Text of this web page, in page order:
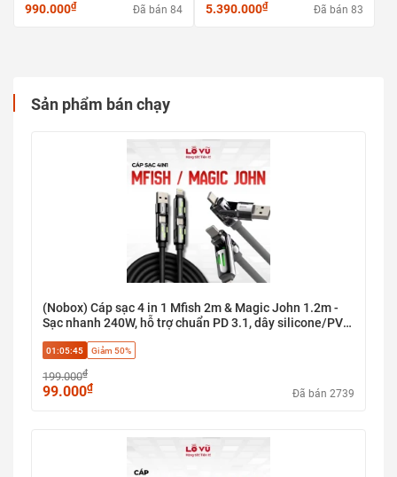
990.000₫ Đã bán 84 5.390.000₫ Đã bán 83
Sản phẩm bán chạy
(Nobox) Cáp sạc 4 in 1 Mfish 2m & Magic John 1.2m -
Sạc nhanh 240W, hỗ trợ chuẩn PD 3.1, dây silicone/PVC
01:05:45 Giảm 50%
199.000₫
99.000₫ Đã bán 2739